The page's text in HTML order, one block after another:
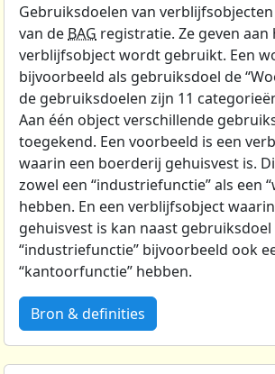
Gebruiksdoelen van
van de BAG registratie. Ze geven aan
verblijfsobject wordt gebruikt. Een
bijvoorbeeld als gebruiksdoel de
de gebruiksdoelen zijn 11
Aan één object verschillende
toegekend. Een voorbeeld is een
waarin een boerderij gehuisvest is.
zowel een “industriefunctie” als een
hebben. En een verblijfsobject
gehuisvest is kan naast gebruiksdoel
“industriefunctie” bijvoorbeeld ook
“kantoorfunctie” hebben.
Bron & definities